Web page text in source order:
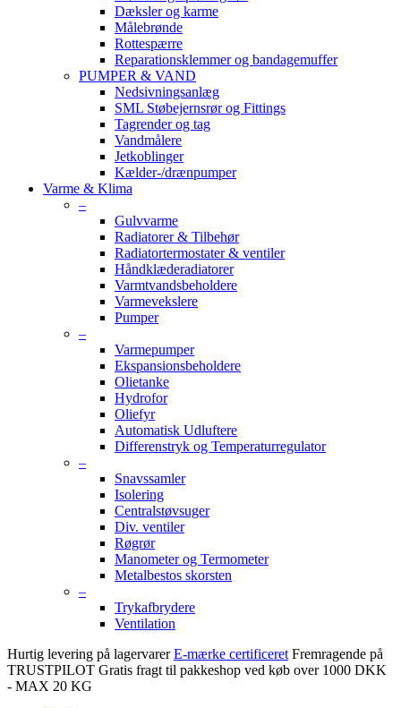
Dæksler og karme
Målebrønde
Rottespærre
Reparationsklemmer og bandagemuffer
PUMPER & VAND
Nedsivningsanlæg
SML Støbejernsrør og Fittings
Tagrender og tag
Vandmålere
Jetkoblinger
Kælder-/drænpumper
Varme & Klima
–
Gulvvarme
Radiatorer & Tilbehør
Radiatortermostater & ventiler
Håndklæderadiatorer
Varmtvandsbeholdere
Varmevekslere
Pumper
–
Varmepumper
Ekspansionsbeholdere
Olietanke
Hydrofor
Oliefyr
Automatisk Udluftere
Differenstryk og Temperaturregulator
–
Snavssamler
Isolering
Centralstøvsuger
Div. ventiler
Røgrør
Manometer og Termometer
Metalbestos skorsten
–
Trykafbrydere
Ventilation
Hurtig levering på lagervarer E-mærke certificeret Fremragende på
TRUSTPILOT Gratis fragt til pakkeshop ved køb over 1000 DKK
- MAX 20 KG